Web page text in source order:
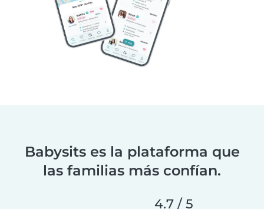
Babysits es la plataforma que
las familias más confían.
4.7 / 5